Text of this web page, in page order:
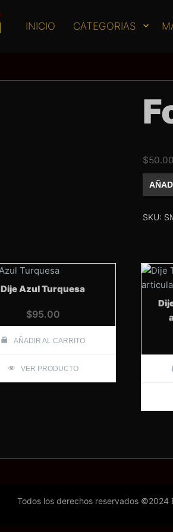
INICIO CATEGORIAS
$50.00
dorado
SKU:
Dije Azul Turquesa
$95.00
AÑADIR AL CARRITO
VER PRODUCTO
Todos los derechos reservados ©2024